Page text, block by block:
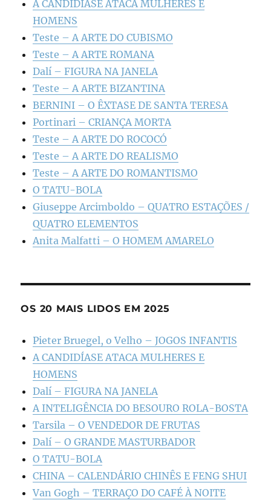
A CANDIDÍASE ATACA MULHERES E
HOMENS
Teste – A ARTE DO CUBISMO
Teste – A ARTE ROMANA
Dalí – FIGURA NA JANELA
Teste – A ARTE BIZANTINA
BERNINI – O ÊXTASE DE SANTA TERESA
Portinari – CRIANÇA MORTA
Teste – A ARTE DO ROCOCÓ
Teste – A ARTE DO REALISMO
Teste – A ARTE DO ROMANTISMO
O TATU-BOLA
Giuseppe Arcimboldo – QUATRO ESTAÇÕES /
QUATRO ELEMENTOS
Anita Malfatti – O HOMEM AMARELO
OS 20 MAIS LIDOS EM 2025
Pieter Bruegel, o Velho – JOGOS INFANTIS
A CANDIDÍASE ATACA MULHERES E
HOMENS
Dalí – FIGURA NA JANELA
A INTELIGÊNCIA DO BESOURO ROLA-BOSTA
Tarsila – O VENDEDOR DE FRUTAS
Dalí – O GRANDE MASTURBADOR
O TATU-BOLA
CHINA – CALENDÁRIO CHINÊS E FENG SHUI
Van Gogh – TERRAÇO DO CAFÉ À NOITE